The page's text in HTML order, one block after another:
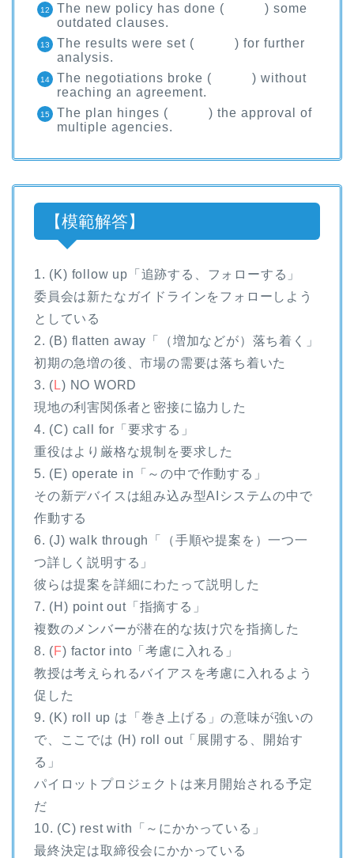
The new policy has done ( ) some
outdated clauses.
The results were set ( ) for further
analysis.
The negotiations broke ( ) without
reaching an agreement.
The plan hinges ( ) the approval of
multiple agencies.
【模範解答】
1. (K) follow up「追跡する、フォローする」
委員会は新たなガイドラインをフォローしよう
としている
2. (B) flatten away「（増加などが）落ち着く」
初期の急増の後、市場の需要は落ち着いた
3. ( L) NO WORD
現地の利害関係者と密接に協力した
4. (C) call for「要求する」
重役はより厳格な規制を要求した
5. (E) operate in「～の中で作動する」
その新デバイスは組み込み型AIシステムの中で
作動する
6. (J) walk through「（手順や提案を）一つ一
つ詳しく説明する」
彼らは提案を詳細にわたって説明した
7. (H) point out「指摘する」
複数のメンバーが潜在的な抜け穴を指摘した
8. (F) factor into「考慮に入れる」
教授は考えられるバイアスを考慮に入れるよう
促した
9. (K) roll up は「巻き上げる」の意味が強いの
で、ここでは (H) roll out「展開する、開始す
る」
パイロットプロジェクトは来月開始される予定
だ
10. (C) rest with「～にかかっている」
最終決定は取締役会にかかっている